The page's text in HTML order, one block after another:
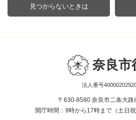
見つからないときは
奈良市
法人番号
〒630-8580 奈良市二条大路
開庁時間：9時から17時まで（土日祝